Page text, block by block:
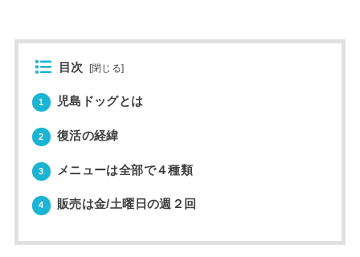
目次 [閉じる]
1 児島ドッグとは
2 復活の経緯
3 メニューは全部で４種類
4 販売は金/土曜日の週２回